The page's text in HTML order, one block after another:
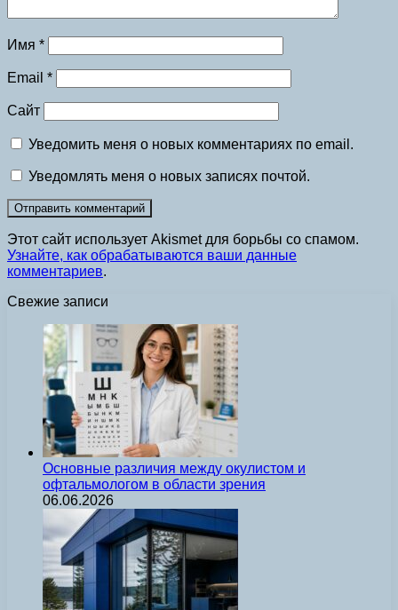
Имя *
Email *
Сайт
Уведомить меня о новых комментариях по email.
Уведомлять меня о новых записях почтой.
Этот сайт использует Akismet для борьбы со спамом.
Узнайте, как обрабатываются ваши данные
комментариев.
Свежие записи
Основные различия между окулистом и
офтальмологом в области зрения
06.06.2026